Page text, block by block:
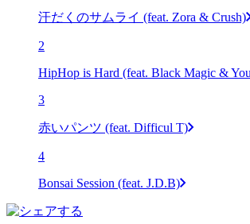
汗だくのサムライ (feat. Zora & Crush)
2
HipHop is Hard (feat. Black Magic &
3
赤いパンツ (feat. Difficul T)
4
Bonsai Session (feat. J.D.B)